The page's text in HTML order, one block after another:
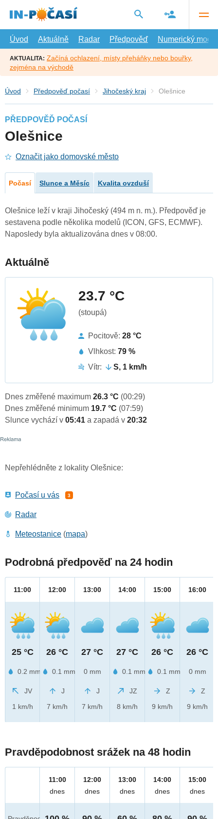
hlavní
Úvod
Aktuálně Radar Předpověď Numerický model
AKTUALITA: Začíná ochlazení, místy přeháňky nebo bouřky,
zejména na východě
Úvod Předpověď počasí Jihočeský kraj Olešnice
PŘEDPOVĚĎ POČASÍ
Olešnice
Označit jako domovské město
Počasí Slunce a Měsíc Kvalita ovzduší
Olešnice leží v kraji Jihočeský (494 m n. m.). Předpověď je
sestavena podle několika modelů (ICON, GFS, ECMWF).
Naposledy byla aktualizována dnes v 08:00.
Aktuálně
23.7 °C
(stoupá)
Pocitově: 28 °C
Vlhkost: 79 %
Vítr:
S, 1 km/h
Dnes změřené maximum 26.3 °C (00:29)
Dnes změřené minimum 19.7 °C (07:59)
Slunce vychází v 05:41 a zapadá v 20:32
Nepřehlédněte z lokality Olešnice:
Počasí u vás 3
Radar
Meteostanice (mapa)
Podrobná předpověď na 24 hodin
11:00
25 °C
0.2 mm
JV
1 km/h
12:00
26 °C
0.1 mm
J
7 km/h
13:00
27 °C
0 mm
J
7 km/h
14:00
27 °C
0.1 mm
JZ
8 km/h
15:00
26 °C
0.1 mm
Z
9 km/h
16:00
26 °C
0 mm
Z
9 km/h
Pravděpodobnost srážek na 48 hodin
11:00
dnes
12:00
dnes
13:00
dnes
14:00
dnes
15:00
dnes